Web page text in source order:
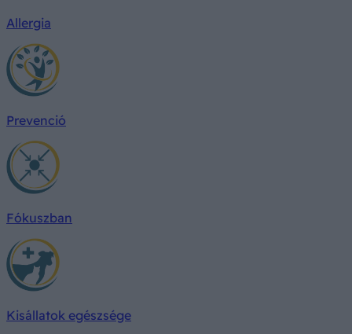
Allergia
Prevenció
Fókuszban
Kisállatok egészsége